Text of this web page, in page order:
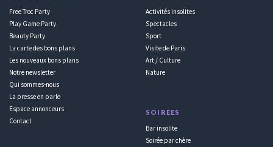
Free Troc Party
Play Game Party
Beauty Party
La carte des bons plans
Les nouveaux bons plans
Notre newsletter
Qui sommes-nous
La presse en parle
Espace annonceurs
Contact
Activités insolites
Spectacles
Sport
Visite de Paris
Art / Culture
Nature
SOIRÉES
Bar insolite
Soirée par chère